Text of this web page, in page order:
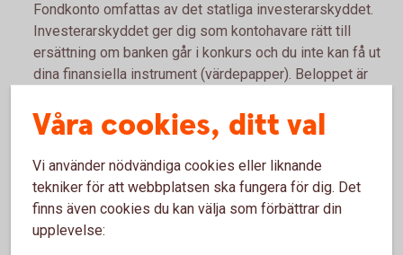
Fondkonto omfattas av det statliga investerarskyddet.
Investerarskyddet ger dig som kontohavare rätt till
ersättning om banken går i konkurs och du inte kan få ut
dina finansiella instrument (värdepapper). Beloppet är
ska du senast ett år från dagen för konkursbeslutet
vända dig till Riksgälden, som beslutar om och betalar ut
ersättningen.
Riksgälden betalar ut ersättning inom 7 arbetsdagar från
den dag banken försattes i konkurs eller
Finansinspektionen beslutade att garantin ska träda in.
Våra cookies, ditt val
Vi använder nödvändiga cookies eller liknande
tekniker för att webbplatsen ska fungera för dig. Det
finns även cookies du kan välja som förbättrar din
upplevelse: